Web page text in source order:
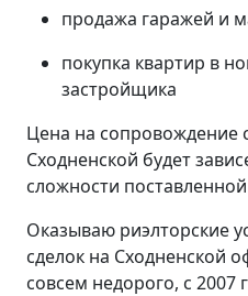
продажа гаражей и
покупка квартир в
застройщика
Цена на сопровождение
Сходненской будет
сложности
Оказываю риэлторские
сделок на Сходненской
совсем недорого, с 2007